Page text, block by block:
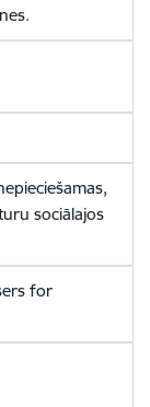
sociālajos
for